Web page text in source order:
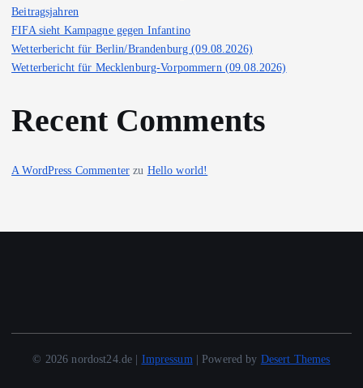
Beitragsjahren
FIFA sieht Kampagne gegen Infantino
Wetterbericht für Berlin/Brandenburg (09.08.2026)
Wetterbericht für Mecklenburg-Vorpommern (09.08.2026)
Recent Comments
A WordPress Commenter zu Hello world!
© 2026 nordost24.de | Impressum | Powered by Desert Themes